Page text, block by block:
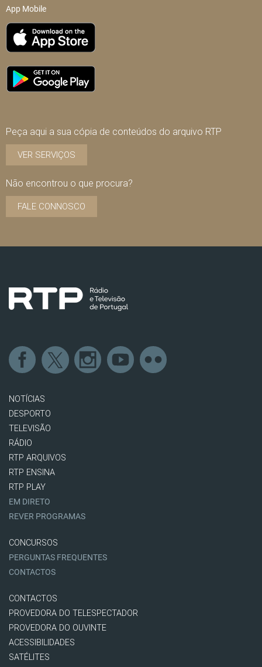
App Mobile
Peça aqui a sua cópia de conteúdos do arquivo RTP
VER SERVIÇOS
Não encontrou o que procura?
FALE CONNOSCO
NOTÍCIAS
DESPORTO
TELEVISÃO
RÁDIO
RTP ARQUIVOS
RTP ENSINA
RTP PLAY
EM DIRETO
REVER PROGRAMAS
CONCURSOS
PERGUNTAS FREQUENTES
CONTACTOS
CONTACTOS
PROVEDORA DO TELESPECTADOR
PROVEDORA DO OUVINTE
ACESSIBILIDADES
SATÉLITES